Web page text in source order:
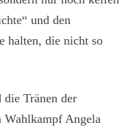
und den
halten, die nicht so
die Tränen der
Wahlkampf Angela